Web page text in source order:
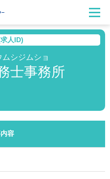
人ID)
シジムショ
士事務所
容